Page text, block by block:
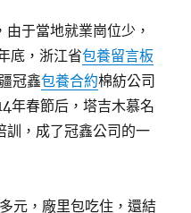
由于當地就業崗位少，
底，浙江省包養留言板
冠鑫包養合約棉紡公司
年春節后，塔吉木慕名
訓，成了冠鑫公司的一
元，廠里包吃住，還結